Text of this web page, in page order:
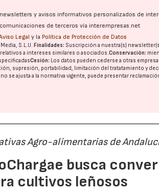
y avisos informativos personalizados de
de terceros vía interempresas.net
Legal y la Política de Protección de Datos
S.L.U. Finalidades: Suscripción a nuestra(s)
a intereses similares o asociados.Conservación:
Cesión: Los datos pueden cederse a otras
supresión, portabilidad, limitación del tratatamiento y
se ajusta a la normativa vigente, puede presentar
Agro-alimentarias de
busca
cultivos leñosos